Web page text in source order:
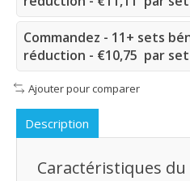
Commandez - 11+ sets
réduction - €10,75 par set
Ajouter pour comparer
Description
Caractéristiques